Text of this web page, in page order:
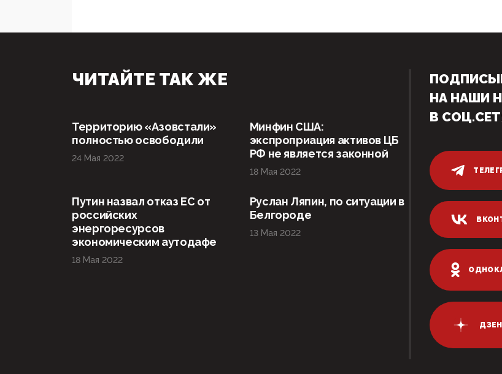
ЧИТАЙТЕ ТАК ЖЕ
Территорию «Азовстали»
полностью освободили
24 Мая 2022
Минфин США:
экспроприация активов ЦБ
РФ не является законной
18 Мая 2022
Путин назвал отказ ЕС от
российских
энергоресурсов
экономическим аутодафе
18 Мая 2022
Руслан Ляпин, по ситуации в
Белгороде
13 Мая 2022
НА НАШИ
В
ДЗЕН